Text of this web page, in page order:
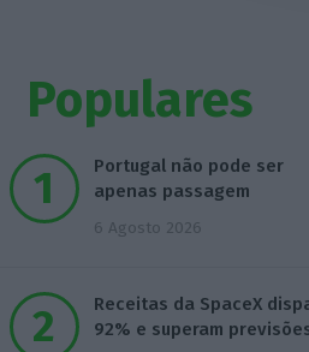
Populares
Portugal não pode ser
apenas passagem
6 Agosto 2026
Receitas da SpaceX
92% e superam